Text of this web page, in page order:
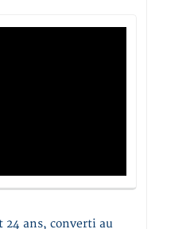
24 ans, converti au